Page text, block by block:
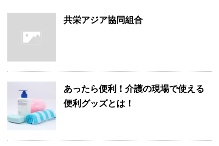
共栄アジア協同組合
あったら便利！介護の現場で使える
便利グッズとは！